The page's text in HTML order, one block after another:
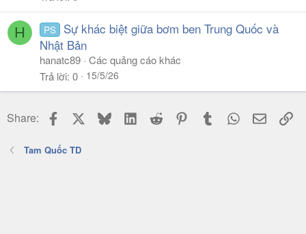
H PS
Sự khác biệt giữa bơm ben Trung Quốc và
Nhật Bản
hanatc89 Các quảng cáo khác
Trả lời 0 15/5/26
Share: Facebook BlueskyLinkedIn
Reddit PinterestTumblr WhatsApp
Email
Tam Quốc TD